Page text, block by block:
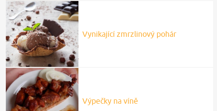
Vynikající zmrzlinový pohár
Výpečky na víně